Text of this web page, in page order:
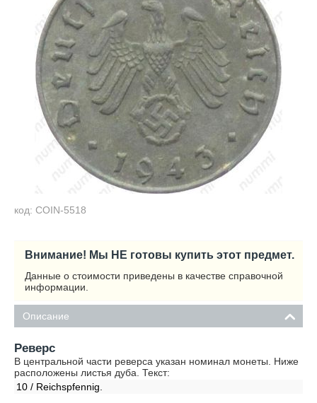
код: COIN-5518
Внимание! Мы НЕ готовы купить этот предмет.
Данные о стоимости приведены в качестве справочной
информации.
Описание
Реверс
В центральной части реверса указан номинал монеты. Ниже
расположены листья дуба. Текст:
10 / Reichspfennig.